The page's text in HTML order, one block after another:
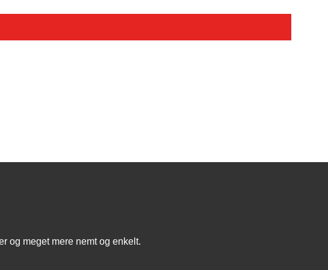
og meget mere nemt og enkelt.